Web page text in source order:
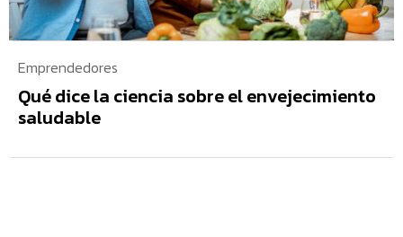
Emprendedores
Qué dice la ciencia sobre el envejecimiento
saludable